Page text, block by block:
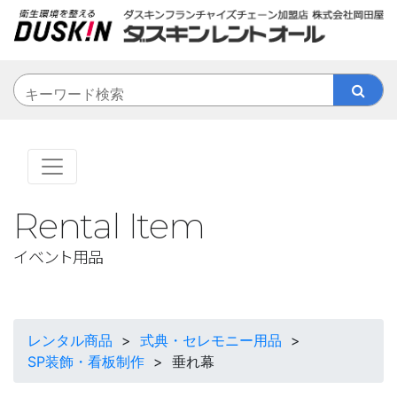
Rental Item
イベント用品
レンタル商品 > 式典・セレモニー用品 >
SP装飾・看板制作 > 垂れ幕